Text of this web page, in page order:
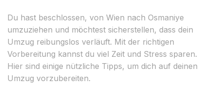
Du hast beschlossen, von Wien nach Osmaniye
umzuziehen und möchtest sicherstellen, dass dein
Umzug reibungslos verläuft. Mit der richtigen
Vorbereitung kannst du viel Zeit und Stress sparen.
Hier sind einige nützliche Tipps, um dich auf deinen
Umzug vorzubereiten.